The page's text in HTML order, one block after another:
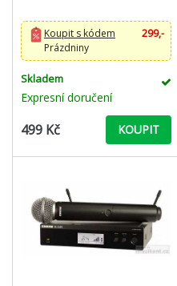
Koupit s kódem
299,-
Prázdniny
Skladem
Expresní doručení
499 Kč KOUPIT